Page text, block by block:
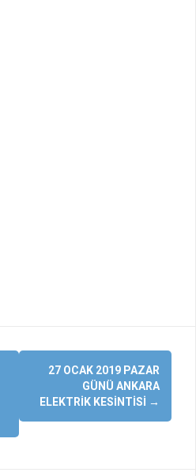
27 OCAK 2019 PAZAR
GÜNÜ ANKARA
ELEKTRIK KESINTISI →